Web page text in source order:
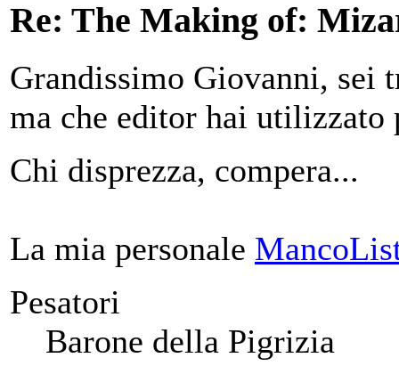
Re: The Making of:
Grandissimo Giovanni, sei
ma che editor hai
Chi disprezza, compera...
La mia personale
Pesatori
Barone della Pigrizia